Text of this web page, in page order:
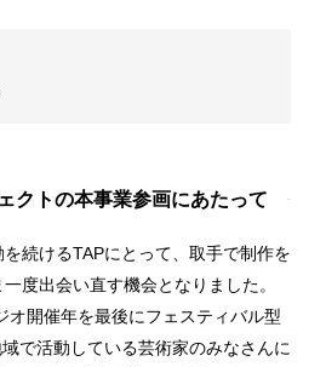
クトの本事業参画にあたって
続けるTAPにとって、取手で制作を
度出会い直す機会となりました。
オ開催年を最後にフェスティバル型
で活動している芸術家のみなさんに